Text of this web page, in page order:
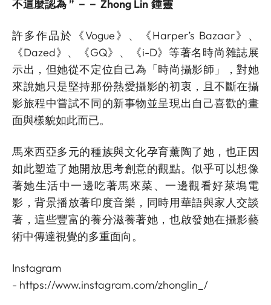
不這麼認為 ” －－ Zhong Lin 鍾靈
許多作品於《Vogue》、《Harper’s Bazaar》、
《Dazed》、《GQ》、《i-D》等著名時尚雜誌展
示出，但她從不定位自己為「時尚攝影師」，對她
來說她只是堅持那份熱愛攝影的初衷，且不斷在攝
影旅程中嘗試不同的新事物並呈現出自己喜歡的畫
面與樣貌如此而已。
馬來西亞多元的種族與文化孕育薰陶了她，也正因
如此塑造了她開放思考創意的觀點。似乎可以想像
著她生活中一邊吃著馬來菜、一邊觀看好萊塢電
影，背景播放著印度音樂，同時用華語與家人交談
著，這些豐富的養分滋養著她，也啟發她在攝影藝
術中傳達視覺的多重面向。
Instagram
- https://www.instagram.com/zhonglin_/